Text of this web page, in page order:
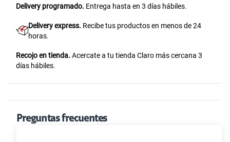
Delivery programado. Entrega hasta en 3 días hábiles.
Delivery express. Recibe tus productos en menos de 24
horas.
Recojo en tienda. Acercate a tu tienda Claro más cercana 3
días hábiles.
Preguntas frecuentes